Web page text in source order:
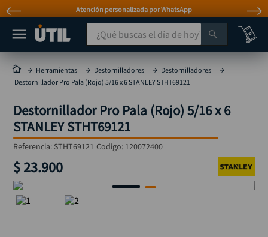
Atención personalizada por WhatsApp
¿Qué buscas el día de hoy?
Herramientas Destornilladores
Destornilladores
Destornillador Pro Pala (Rojo) 5/16 x 6 STANLEY STHT69121
Destornillador Pro Pala (Rojo) 5/16 x 6
STANLEY STHT69121
Referencia: STHT69121 Codigo: 120072400
$23.900
MÁS BUSCADOS
taladro
taladros pulidoras
compresor
llave
sierra circular
ruteadora